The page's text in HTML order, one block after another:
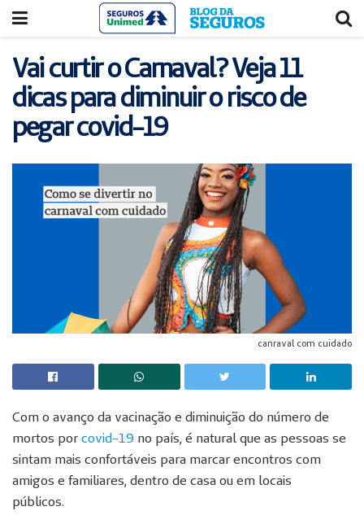
Vai curtir o Carnaval? Veja 11
dicas para diminuir o risco de
pegar covid-19
canraval com cuidado
Com o avanço da vacinação e diminuição do número de
mortos por covid-19 no país, é natural que as pessoas se
sintam mais confortáveis para marcar encontros com
amigos e familiares, dentro de casa ou em locais
públicos.